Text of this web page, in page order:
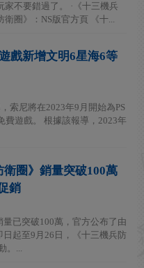
家不要錯過了。 ·《十三機兵
衛圈》：NS版官方頁 《十...
戲新增文明6星海6等
索尼將在2023年9月開始為PS
費遊戲。 根據該報導，2023年
衛圈》銷量突破100萬
銷
已突破100萬，官方公布了由
起至9月26日，《十三機兵防
。...